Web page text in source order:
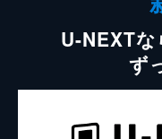
U-NEXT
ず